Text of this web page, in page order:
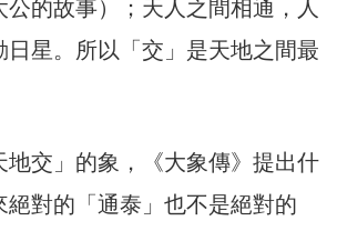
公的故事）；天人之間相通，人
日星。所以「交」是天地之間最
地交」的象，《大象傳》提出什
絕對的「通泰」也不是絕對的